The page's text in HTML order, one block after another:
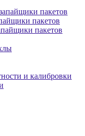
пакетов
пакетов
пакетов
и калибровки